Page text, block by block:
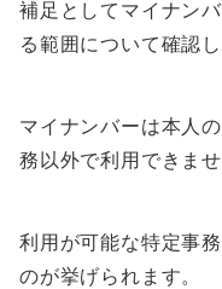
補足としてマイナン
る範囲について確認
マイナンバーは本人
務以外で利用できませ
利用が可能な特定事
のが挙げられます。